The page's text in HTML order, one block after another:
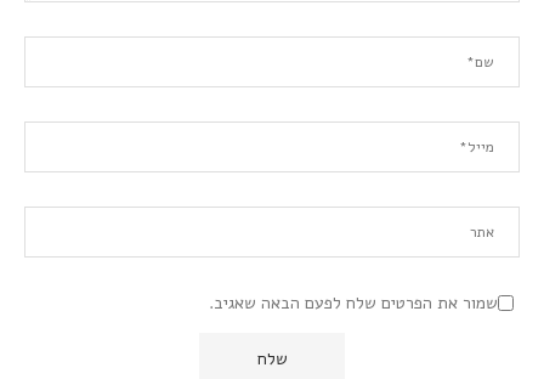
שמור את הפרטים שלח לפעם הבאה שאגיב.